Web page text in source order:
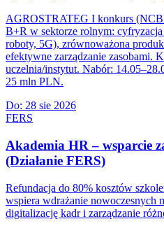
AGROSTRATEG I konkurs
B+R w sektorze rolnym:
roboty, 5G), zrównoważona
efektywne zarządzanie zasobami.
uczelnia/instytut. Nabór:
25 mln PLN.
Do: 28 sie 2026
FERS
Akademia HR – wsparcie
(Działanie FERS)
Refundacja do 80% kosztów
wspiera wdrażanie nowoczesnych
digitalizację kadr i zarządzanie